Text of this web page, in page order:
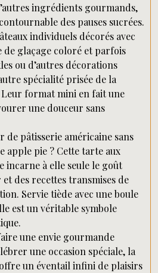
ingrédients gourmands,
des pauses sucrées.
individuels décorés avec
de glaçage coloré et parfois
ou d’autres décorations
spécialité prisée de la
format mini en fait une
une douceur sans
pâtisserie américaine sans
apple pie ? Cette tarte aux
incarne à elle seule le goût
des recettes transmises de
Servie tiède avec une boule
est un véritable symbole
une envie gourmande
une occasion spéciale, la
un éventail infini de plaisirs